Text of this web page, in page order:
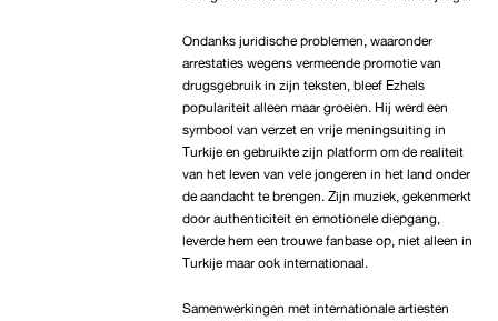
Ondanks juridische problemen, waaronder
arrestaties wegens vermeende promotie van
drugsgebruik in zijn teksten, bleef Ezhels
populariteit alleen maar groeien. Hij werd een
symbool van verzet en vrije meningsuiting in
Turkije en gebruikte zijn platform om de realiteit
van het leven van vele jongeren in het land onder
de aandacht te brengen. Zijn muziek, gekenmerkt
door authenticiteit en emotionele diepgang,
leverde hem een trouwe fanbase op, niet alleen in
Turkije maar ook internationaal.
Samenwerkingen met internationale artiesten